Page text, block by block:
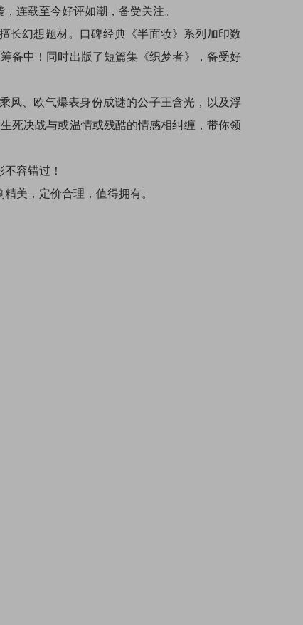
连载至今好评如潮，备受关注。
幻想题材。口碑经典《半面妆》系列加印数
备中！同时出版了短篇集《织梦者》，备受好
风、欧气爆表身份成谜的公子王含光，以及浮
死决战与或温情或残酷的情感相纠缠，带你领
容错过！
美，定价合理，值得拥有。